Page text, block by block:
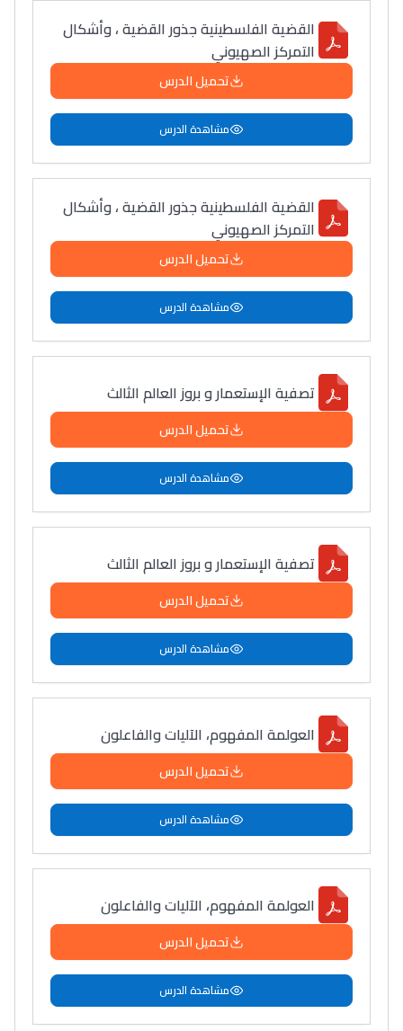
Lycée Maroc
القضية الفلسطينية جذور القضية ، وأشكال
التمركز الصهيوني
تحميل الدرس
مشاهدة الدرس
القضية الفلسطينية جذور القضية ، وأشكال
التمركز الصهيوني
تحميل الدرس
مشاهدة الدرس
تصفية الإستعمار و بروز العالم الثالث
تحميل الدرس
مشاهدة الدرس
تصفية الإستعمار و بروز العالم الثالث
تحميل الدرس
مشاهدة الدرس
العولمة المفهوم، الآليات والفاعلون
تحميل الدرس
مشاهدة الدرس
العولمة المفهوم، الآليات والفاعلون
تحميل الدرس
مشاهدة الدرس